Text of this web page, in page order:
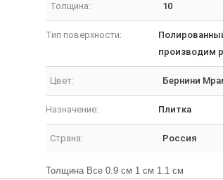
Толщина: 10
Тип поверхности:
производим
Цвет: Бернини
Назначение: Плитка
Страна: Россия
Толщина Все 0.9 см 1 см 1.1 см